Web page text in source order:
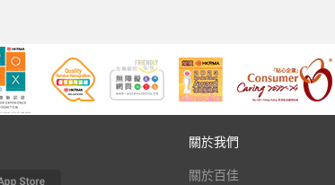
關於我們
關於百佳